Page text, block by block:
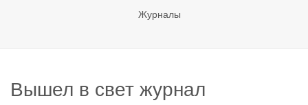
Журналы
Вышел в свет журнал